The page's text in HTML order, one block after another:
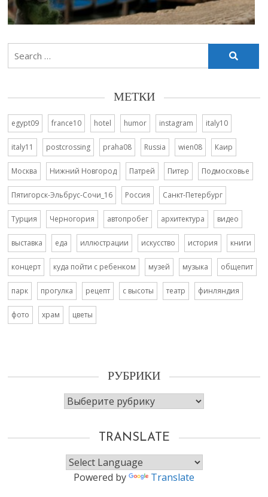
Search
МЕТКИ
egypt09 france10 hotel humor instagram italy10
italy11 postcrossing praha08 Russia wien08 Каир
Москва Нижний Новгород Патрей Питер Подмосковье
Пятигорск-Эльбрус-Сочи_16 Россия Санкт-Петербург
Турция Черногория автопробег архитектура видео
выставка еда иллюстрации искусство история книги
концерт куда пойти с ребенком музей музыка общепит
парк прогулка рецепт с высоты театр финляндия
фото храм цветы
РУБРИКИ
Рубрики
TRANSLATE
Powered by Translate